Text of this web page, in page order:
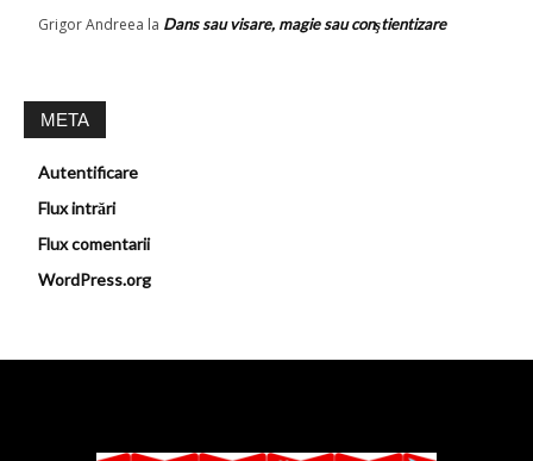
Grigor Andreea la Dans sau visare, magie sau conştientizare
META
Autentificare
Flux intrări
Flux comentarii
WordPress.org